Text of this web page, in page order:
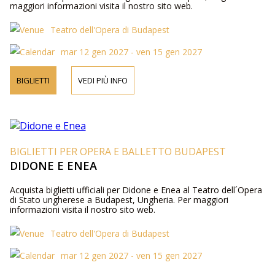
maggiori informazioni visita il nostro sito web.
Teatro dell'Opera di Budapest
mar 12 gen 2027 - ven 15 gen 2027
BIGLIETTI VEDI PIÙ INFO
BIGLIETTI PER OPERA E BALLETTO BUDAPEST
DIDONE E ENEA
Acquista biglietti ufficiali per Didone e Enea al Teatro dell´Opera
di Stato ungherese a Budapest, Ungheria. Per maggiori
informazioni visita il nostro sito web.
Teatro dell'Opera di Budapest
mar 12 gen 2027 - ven 15 gen 2027